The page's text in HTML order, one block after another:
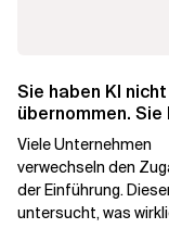
Sie haben KI nicht
übernommen. Sie
Lizenzen gekauft.
Viele Unternehmen
verwechseln den
der Einführung.
untersucht, was